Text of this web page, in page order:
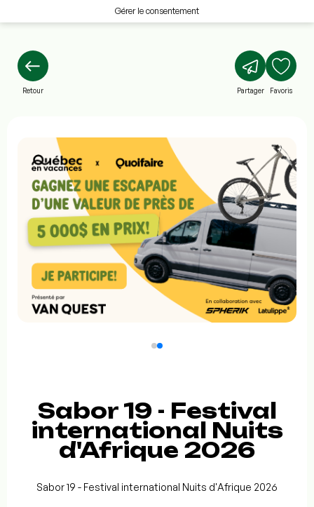
Gérer le consentement
Retour Partager Favoris
Sabor 19 - Festival
international Nuits
d'Afrique 2026
Sabor 19 - Festival international Nuits d'Afrique 2026